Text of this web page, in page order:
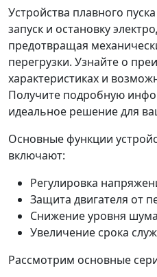
Устройства плавного
запуск и остановку
предотвращая
перегрузки. Узнайте о
характеристиках и
Получите подробную
идеальное решение для
Основные функции
включают:
Регулировка
Защита двигателя от
Снижение уровня
Увеличение срока
Рассмотрим основные